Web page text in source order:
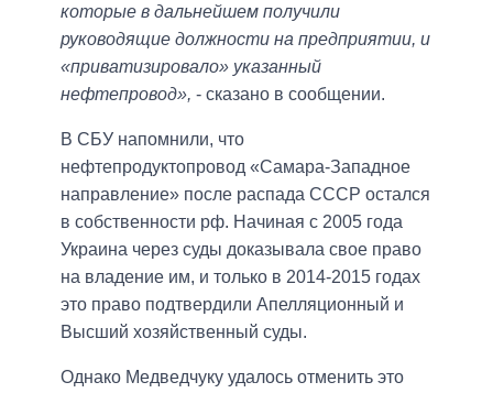
которые в дальнейшем получили
руководящие должности на предприятии, и
«приватизировало» указанный
нефтепровод», - сказано в сообщении.
В СБУ напомнили, что
нефтепродуктопровод «Самара-Западное
направление» после распада СССР остался
в собственности рф. Начиная с 2005 года
Украина через суды доказывала свое право
на владение им, и только в 2014-2015 годах
это право подтвердили Апелляционный и
Высший хозяйственный суды.
Однако Медведчуку удалось отменить это